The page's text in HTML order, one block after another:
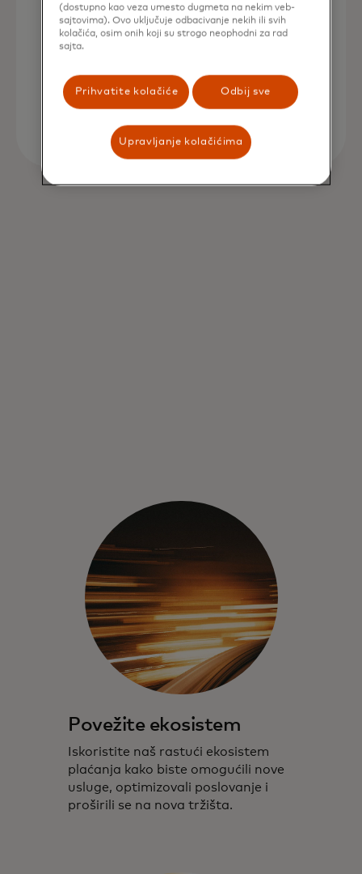
Integrišite besprekorno
Povežite ekosistem
Iskoristite naš rastući ekosistem
plaćanja kako biste omogućili nove
usluge, optimizovali poslovanje i
proširili se na nova tržišta.
(dostupno kao veza umesto dugmeta na nekim veb-
sajtovima). Ovo uključuje odbacivanje nekih ili svih
kolačića, osim onih koji su strogo neophodni za rad
sajta.
Prihvatite kolačiće Odbij sve
Upravljanje kolačićima